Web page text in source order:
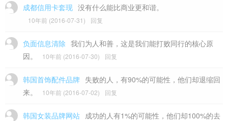
成都信用卡套现 没有什么能比商业更和谐。
10年前 (2016-07-31) 回复
负面信息清除 我们为人和善，这是我们能打败同行的核心原
因。
10年前 (2016-07-30) 回复
韩国首饰配件品牌 失败的人，有90%的可能性，他们却退缩回
来。
10年前 (2016-07-02) 回复
韩国女装品牌网站 成功的人有1%的可能性，他们却100%的去